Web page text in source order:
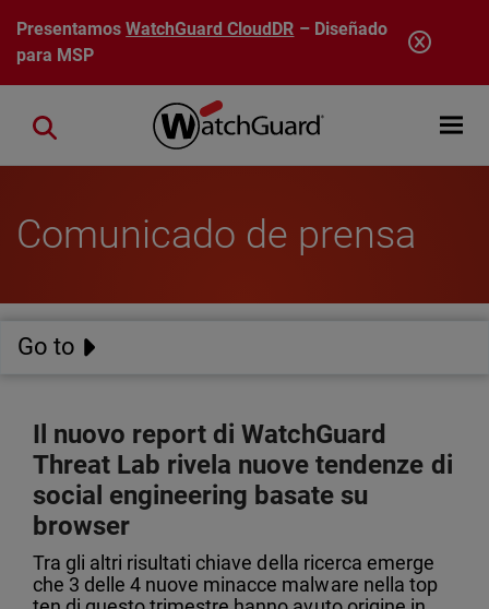
Pasar al contenido principal
PresentamosWatchGuard CloudDR – Diseñado
para MSP
Open
Close search
Comunicado de prensa
Go to
Il nuovo report di WatchGuard
Threat Lab rivela nuove tendenze di
social engineering basate su
browser
Tra gli altri risultati chiave della ricerca emerge
che 3 delle 4 nuove minacce malware nella top